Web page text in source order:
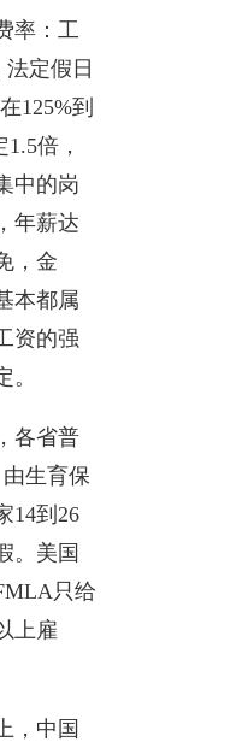
率：工
法定假日
125%到
倍，
中的岗
年薪达
，金
本都属
资的强
各省普
生育保
14到26
。美国
只给
上雇
，中国